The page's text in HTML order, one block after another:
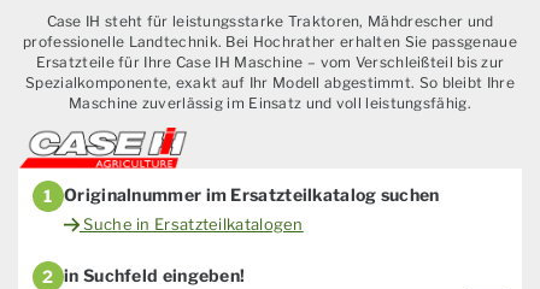
Case IH steht für leistungsstarke Traktoren, Mähdrescher und
professionelle Landtechnik. Bei Hochrather erhalten Sie passgenaue
Ersatzteile für Ihre Case IH Maschine – vom Verschleißteil bis zur
Spezialkomponente, exakt auf Ihr Modell abgestimmt. So bleibt Ihre
Maschine zuverlässig im Einsatz und voll leistungsfähig.
1 Originalnummer im Ersatzteilkatalog suchen
Suche in Ersatzteilkatalogen
2 in Suchfeld eingeben!